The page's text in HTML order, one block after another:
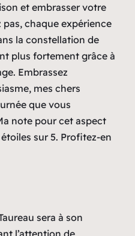
et embrasser votre
pas, chaque expérience
la constellation de
plus fortement grâce à
Embrassez
mes chers
que vous
note pour cet aspect
sur 5. Profitez-en
sera à son
l’attention de